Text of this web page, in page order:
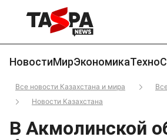
НовостиМирЭкономикаТехно
Все новости Казахстана и мира
Новости Казахстана
В Акмолинской